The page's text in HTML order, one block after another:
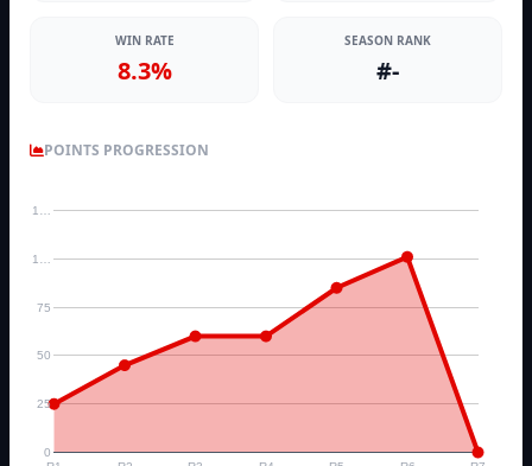
WIN RATE
8.3%
SEASON RANK
#-
POINTS PROGRESSION
0
25
50
75
1…
1…